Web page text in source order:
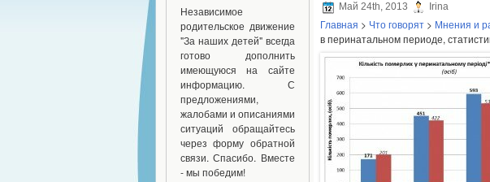
Независимое
родительское движение
"За наших детей" всегда
готово дополнить
имеющуюся на сайте
информацию. С
предложениями,
жалобами и описаниями
ситуаций обращайтесь
через форму обратной
связи. Спасибо. Вместе
- мы победим!
Май 24th, 2013 Irina
Главная > Что говорят > Мнения и
в перинатальном периоде,